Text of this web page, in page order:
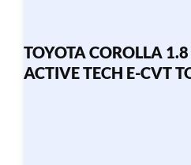
TOYOTA COROLLA
ACTIVE TECH E-CVT